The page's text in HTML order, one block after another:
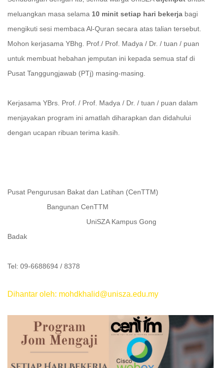
meluangkan masa selama 10 minit setiap hari bekerja bagi
mengikuti sesi membaca Al-Quran secara atas talian tersebut.
Mohon kerjasama YBhg. Prof./ Prof. Madya / Dr. / tuan / puan
untuk membuat hebahan jemputan ini kepada semua staf di
Pusat Tanggungjawab (PTj) masing-masing.
Kerjasama YBrs. Prof. / Prof. Madya / Dr. / tuan / puan dalam
menjayakan program ini amatlah diharapkan dan didahului
dengan ucapan ribuan terima kasih.
Pusat Pengurusan Bakat dan Latihan (CenTTM)
Bangunan CenTTM
UniSZA Kampus Gong
Badak
Tel: 09-6688694 / 8378
Dihantar oleh: mohdkhalid@unisza.edu.my